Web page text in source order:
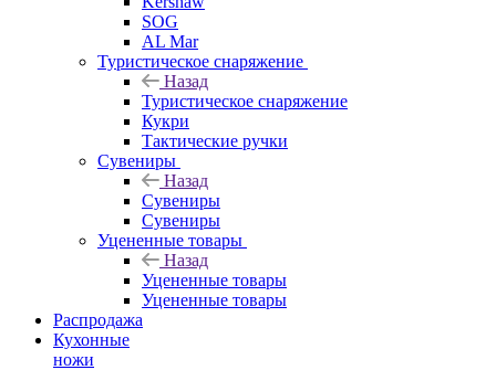
SOG
AL Mar
Туристическое снаряжение
Назад
Туристическое снаряжение
Кукри
Тактические ручки
Сувениры
Назад
Сувениры
Сувениры
Уцененные товары
Назад
Уцененные товары
Уцененные товары
Распродажа
Кухонные
ножи